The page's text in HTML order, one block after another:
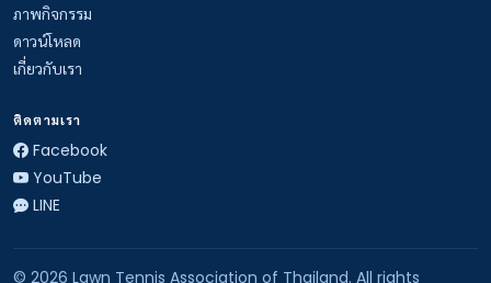
ภาพกิจกรรม
ดาวน์โหลด
เกี่ยวกับเรา
ติดตามเรา
Facebook
YouTube
LINE
© 2026 Lawn Tennis Association of Thailand. All rights